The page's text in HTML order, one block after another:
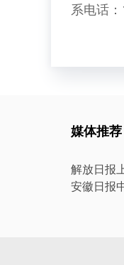
系电话
媒体推荐
解放日报
安徽日报